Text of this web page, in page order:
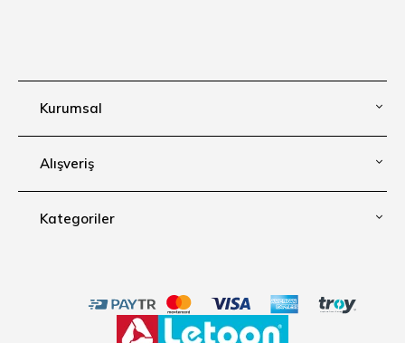
Kurumsal
Alışveriş
Kategoriler